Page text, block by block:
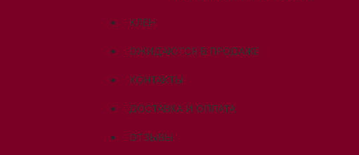
КЛЕН
ОЖИДАЮТСЯ В ПРОДАЖЕ
КОНТАКТЫ
ДОСТАВКА И ОПЛАТА
ОТЗЫВЫ